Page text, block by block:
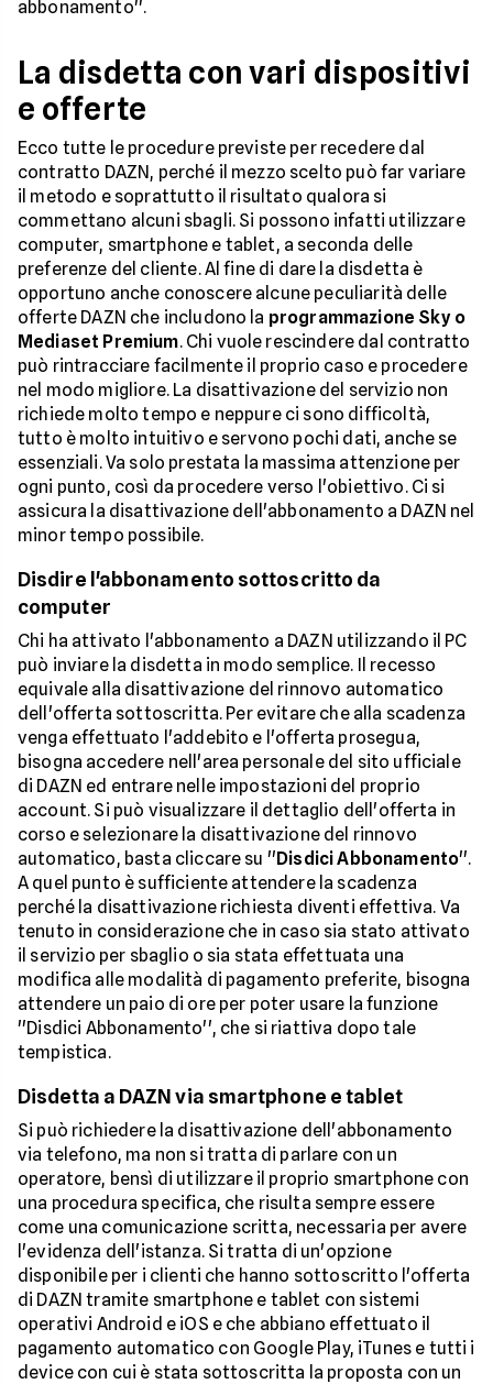
abbonamento''.
La disdetta con vari dispositivi
e offerte
Ecco tutte le procedure previste per recedere dal
contratto DAZN, perché il mezzo scelto può far variare
il metodo e soprattutto il risultato qualora si
commettano alcuni sbagli. Si possono infatti utilizzare
computer, smartphone e tablet, a seconda delle
preferenze del cliente. Al fine di dare la disdetta è
opportuno anche conoscere alcune peculiarità delle
offerte DAZN che includono la programmazione Sky o
Mediaset Premium. Chi vuole rescindere dal contratto
può rintracciare facilmente il proprio caso e procedere
nel modo migliore. La disattivazione del servizio non
richiede molto tempo e neppure ci sono difficoltà,
tutto è molto intuitivo e servono pochi dati, anche se
essenziali. Va solo prestata la massima attenzione per
ogni punto, così da procedere verso l'obiettivo. Ci si
assicura la disattivazione dell'abbonamento a DAZN nel
minor tempo possibile.
Disdire l'abbonamento sottoscritto da
computer
Chi ha attivato l'abbonamento a DAZN utilizzando il PC
può inviare la disdetta in modo semplice. Il recesso
equivale alla disattivazione del rinnovo automatico
dell'offerta sottoscritta. Per evitare che alla scadenza
venga effettuato l'addebito e l'offerta prosegua,
bisogna accedere nell'area personale del sito ufficiale
di DAZN ed entrare nelle impostazioni del proprio
account. Si può visualizzare il dettaglio dell'offerta in
corso e selezionare la disattivazione del rinnovo
automatico, basta cliccare su ''Disdici Abbonamento''.
A quel punto è sufficiente attendere la scadenza
perché la disattivazione richiesta diventi effettiva. Va
tenuto in considerazione che in caso sia stato attivato
il servizio per sbaglio o sia stata effettuata una
modifica alle modalità di pagamento preferite, bisogna
attendere un paio di ore per poter usare la funzione
''Disdici Abbonamento'', che si riattiva dopo tale
tempistica.
Disdetta a DAZN via smartphone e tablet
Si può richiedere la disattivazione dell'abbonamento
via telefono, ma non si tratta di parlare con un
operatore, bensì di utilizzare il proprio smartphone con
una procedura specifica, che risulta sempre essere
come una comunicazione scritta, necessaria per avere
l'evidenza dell'istanza. Si tratta di un'opzione
disponibile per i clienti che hanno sottoscritto l'offerta
di DAZN tramite smartphone e tablet con sistemi
operativi Android e iOS e che abbiano effettuato il
pagamento automatico con Google Play, iTunes e tutti i
device con cui è stata sottoscritta la proposta con un